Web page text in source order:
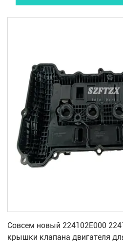
Совсем новый 224102E000
крышки клапана двигателя